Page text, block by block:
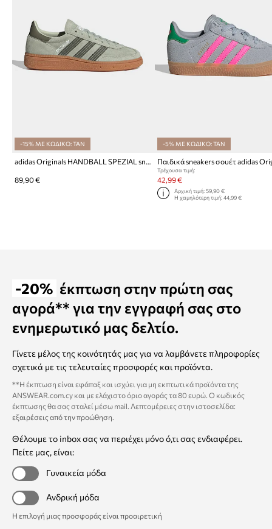
-15% ΜΕ ΚΩΔΙΚΟ: TAN
adidas Originals HANDBALL SPEZIAL sneakers παιδικά σουέτ
89,90 €
-5% ΜΕ ΚΩΔΙΚΟ: TAN
Τρέχουσα τιμή:
42,99 €
Αρχική τιμή: 59,90 €
Η χαμηλότερη τιμή: 44,99 €
-20% έκπτωση στην πρώτη σας
αγορά** για την εγγραφή σας στο
ενημερωτικό μας δελτίο.
Γίνετε μέλος της κοινότητάς μας για να λαμβάνετε πληροφορίες
σχετικά με τις τελευταίες προσφορές και προϊόντα.
**Η έκπτωση είναι εφάπαξ και ισχύει για μη εκπτωτικά προϊόντα της
ANSWEAR.com.cy και με ελάχιστο όριο αγοράς τα 80 ευρώ. Ο κωδικός
έκπτωσης θα σας σταλεί μέσω mail. Λεπτομέρειες στην ιστοσελίδα:
εξαιρέσεις από την προώθηση.
Θέλουμε το inbox σας να περιέχει μόνο ό,τι σας ενδιαφέρει.
Πείτε μας, είναι:
Γυναικεία μόδα
Ανδρική μόδα
Η επιλογή μιας προσφοράς είναι προαιρετική